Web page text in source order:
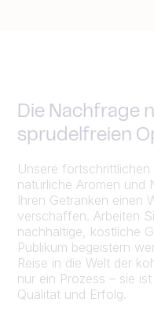
Die Nachfrage
sprudelfreien
Unsere
natürliche Aromen und
Ihren Getränken einen
verschaffen. Arbeiten
nachhaltige, köstliche
Publikum begeistern
Reise in die Welt der
nur ein Prozess – sie
Qualität und Erfolg.